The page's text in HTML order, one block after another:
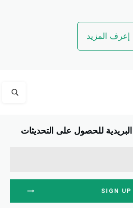
المزيد
للحصول على التحديثات
SIGN